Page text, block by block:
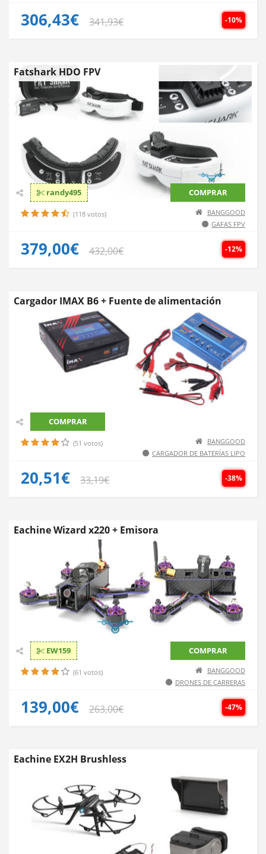
-10%
306,43€ 341,93€
Fatshark HDO FPV
randy495 COMPRAR
(118 votos)
BANGGOOD
GAFAS FPV
-12%
379,00€ 432,00€
Cargador IMAX B6 + Fuente de alimentación
COMPRAR
(51 votos)
BANGGOOD
CARGADOR DE BATERÍAS LIPO
-38%
20,51€ 33,19€
Eachine Wizard x220 + Emisora
EW159 COMPRAR
(61 votos)
BANGGOOD
DRONES DE CARRERAS
-47%
139,00€ 263,00€
Eachine EX2H Brushless